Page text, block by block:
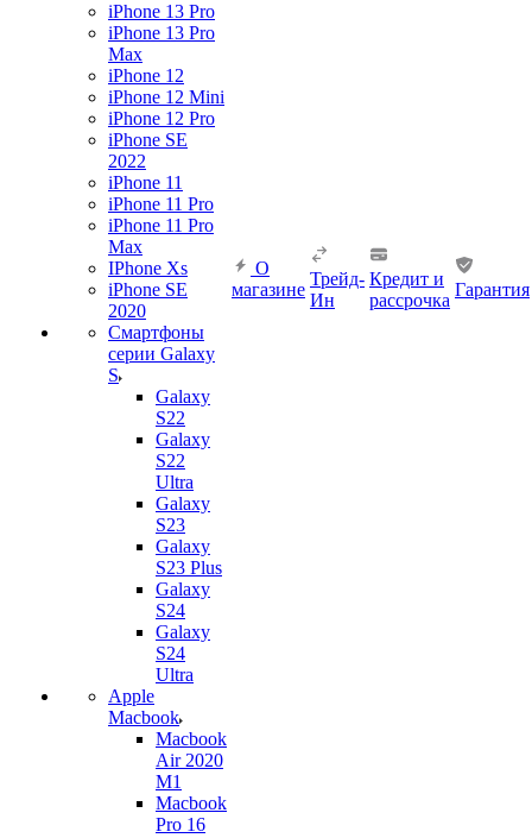
iPhone 13 Pro
iPhone 13 Pro
Max
iPhone 12
iPhone 12 Mini
iPhone 12 Pro
iPhone SE
2022
iPhone 11
iPhone 11 Pro
iPhone 11 Pro
Max
IPhone Xs
iPhone SE
2020
Смартфоны
серии Galaxy
S
Galaxy
S22
Galaxy
S22
Ultra
Galaxy
S23
Galaxy
S23 Plus
Galaxy
S24
Galaxy
S24
Ultra
Apple
Macbook
Macbook
Air 2020
M1
Macbook
Pro 16
О
магазине
Трейд-
Ин
Кредит и
рассрочка
Гарантия